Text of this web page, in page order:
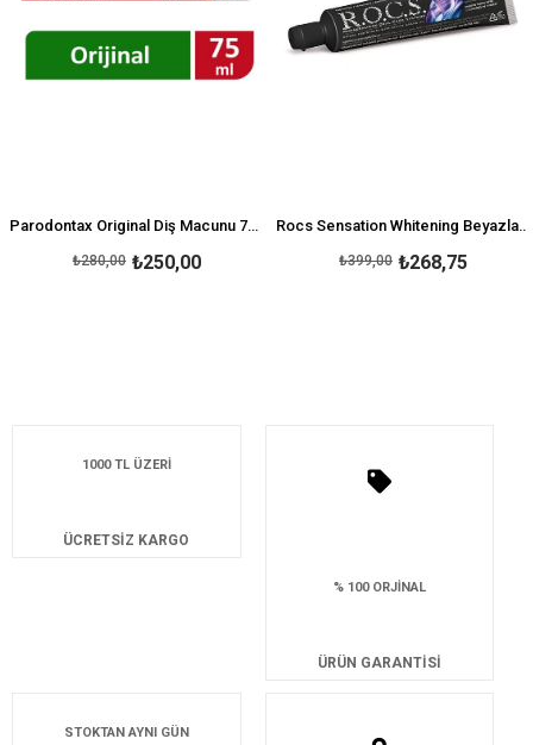
Parodontax Original Diş Macunu 75 ml
₺250,00
₺280,00
Rocs Sensation Whitening Beyazlatıcı Parlatıcı Diş Macunu 60 ml
₺268,75
₺399,00
1000 TL ÜZERİ
ÜCRETSİZ KARGO
% 100 ORJİNAL
ÜRÜN GARANTİSİ
STOKTAN AYNI GÜN